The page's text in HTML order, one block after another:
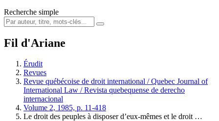
Recherche simple
Fil d'Ariane
Érudit
Revues
Revue québécoise de droit international / Quebec Journal of
International Law / Revista quebequense de derecho
internacional
Volume 2, 1985, p. 11-418
Le droit des peuples à disposer d’eux-mêmes et le droit …